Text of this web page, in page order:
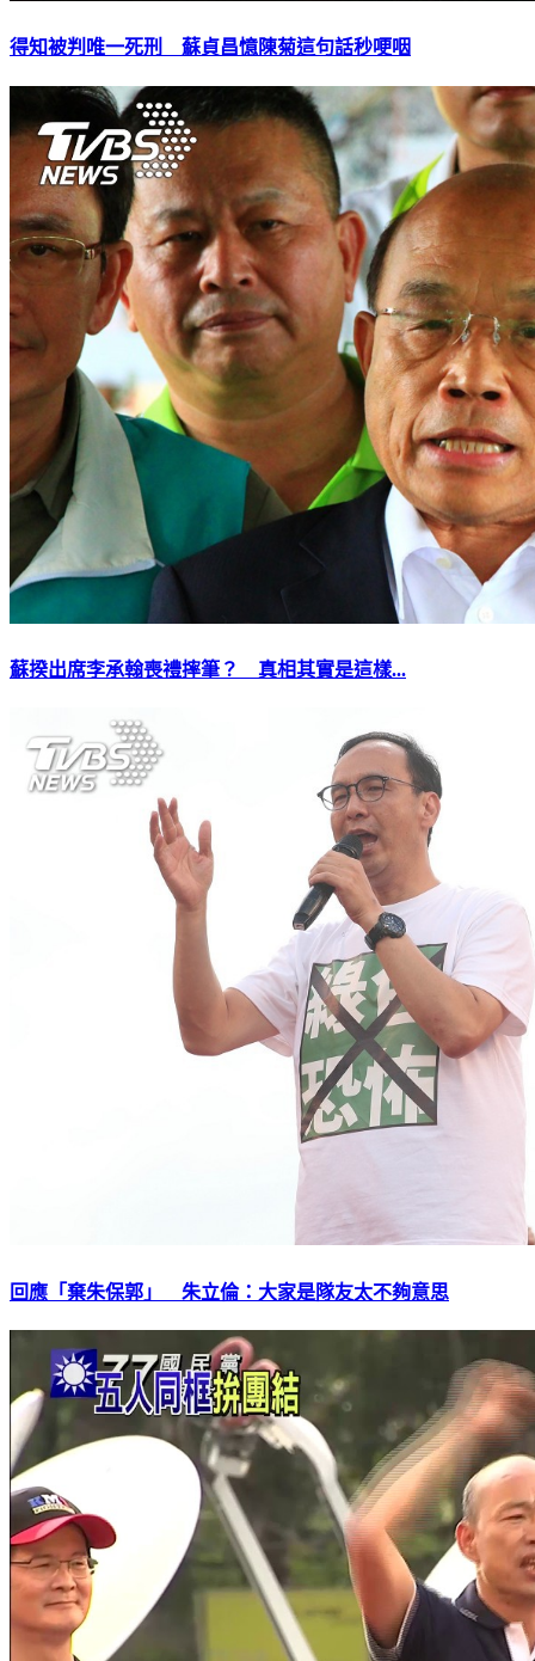
得知被判唯一死刑 蘇貞昌憶陳菊這句話秒哽咽
蘇揆出席李承翰喪禮摔筆？ 真相其實是這樣...
回應「棄朱保郭」 朱立倫：大家是隊友太不夠意思